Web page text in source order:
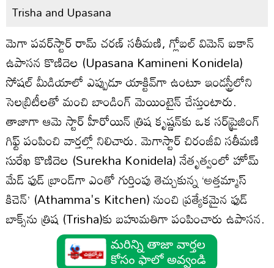
Trisha and Upasana
మెగా పవర్‌స్టార్ రామ్ చరణ్ సతీమణి, గ్లోబల్ విమెన్ ఐకాన్
ఉపాసన కొణిదెల (Upasana Kamineni Konidela)
సోషల్ మీడియాలో ఎప్పుడూ యాక్టివ్‌గా ఉంటూ ఇండస్ట్రీలోని
సెలబ్రిటీలతో మంచి బాండింగ్ మెయింటైన్ చేస్తుంటారు.
తాజాగా ఆమె స్టార్ హీరోయిన్ త్రిష కృష్ణన్‌కు ఒక సర్‌ప్రైజింగ్
గిఫ్ట్ పంపించి వార్తల్లో నిలిచారు. మెగాస్టార్ చిరంజీవి సతీమణి
సురేఖ కొణిదెల (Surekha Konidela) నేతృత్వంలో హోమ్
మేడ్ ఫుడ్ బ్రాండ్‌గా ఎంతో గుర్తింపు తెచ్చుకున్న ‘అత్తమ్మాస్
కిచెన్’ (Athamma's Kitchen) నుంచి ప్రత్యేకమైన ఫుడ్
బాక్స్‌ను త్రిష (Trisha)కు బహుమతిగా పంపించారు ఉపాసన.